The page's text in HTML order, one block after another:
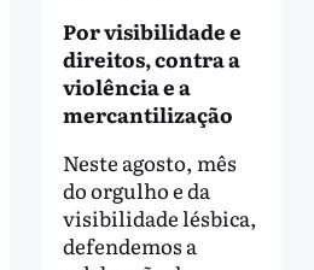
Por visibilidade e
direitos, contra a
violência e a
mercantilização
Neste agosto, mês
do orgulho e da
visibilidade lésbica,
defendemos a